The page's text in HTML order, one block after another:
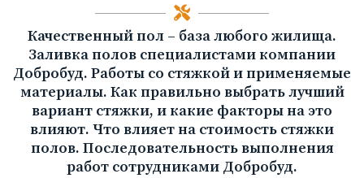
Качественный пол – база любого жилища.
Заливка полов специалистами компании
Добробуд. Работы со стяжкой и применяемые
материалы. Как правильно выбрать лучший
вариант стяжки, и какие факторы на это
влияют. Что влияет на стоимость стяжки
полов. Последовательность выполнения
работ сотрудниками Добробуд.